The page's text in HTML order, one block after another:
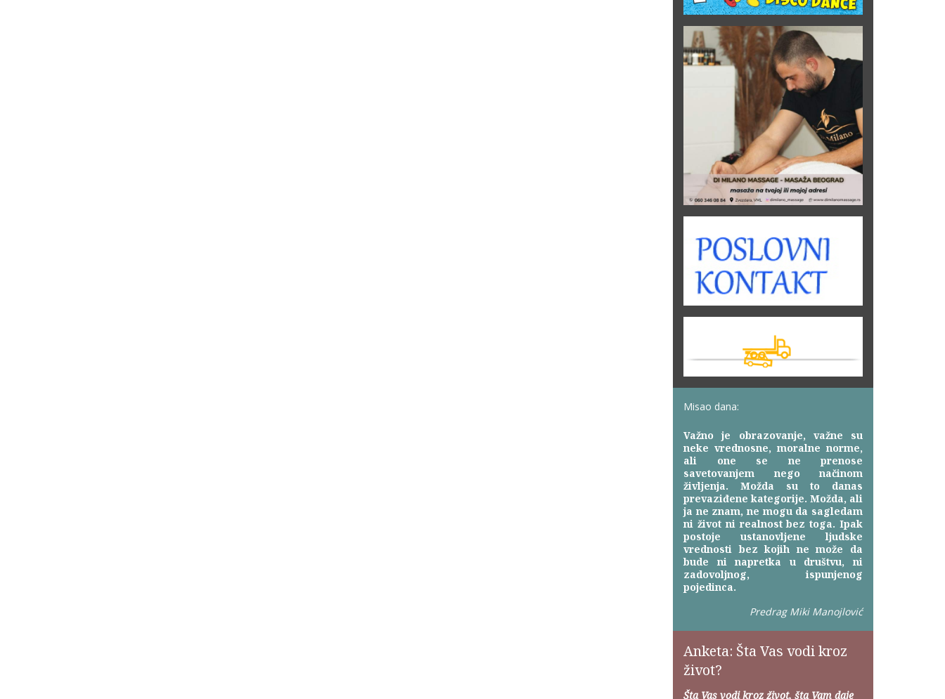
Misao dana:
Važno je obrazovanje, važne su
neke vrednosne, moralne norme,
ali one se ne prenose
savetovanjem nego načinom
življenja. Možda su to danas
prevaziđene kategorije. Možda, ali
ja ne znam, ne mogu da sagledam
ni život ni realnost bez toga. Ipak
postoje ustanovljene ljudske
vrednosti bez kojih ne može da
bude ni napretka u društvu, ni
zadovoljnog, ispunjenog
pojedinca.
Predrag Miki Manojlović
Anketa: Šta Vas vodi kroz
život?
Šta Vas vodi kroz život, šta Vam daje